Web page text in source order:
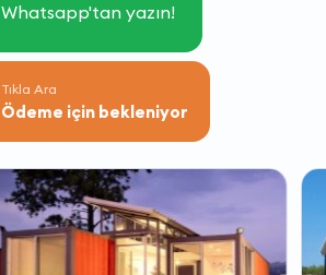
Whatsapp'tan yazın!
Tıkla Ara
Ödeme için bekleniyor